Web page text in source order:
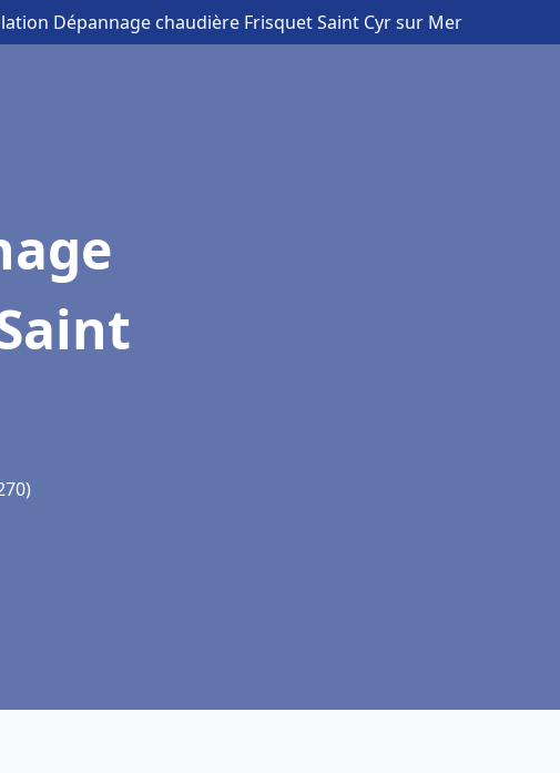
Dépannage chaudière Frisquet Saint Cyr sur Mer